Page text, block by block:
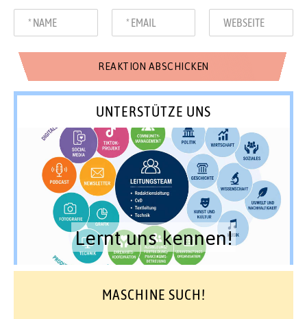
UNTERSTÜTZE UNS
Lernt uns kennen!
MASCHINE SUCH!